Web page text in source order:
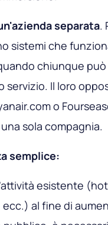
separata.
sistemi che
chiunque può
servizio. Il loro
o
sola compagnia.
semplice:
esistente
al fine di